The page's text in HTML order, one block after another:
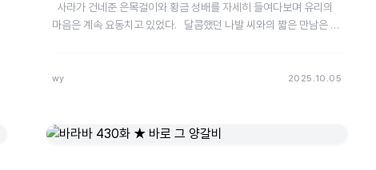
사라가 건네준 은목걸이와 황금 성배를 자세히 들여다보며 유리의
마음은 계속 요동치고 있었다. 달콤했던 나발 씨와의 짧은 만남은 꿈
wy 2025.10.05